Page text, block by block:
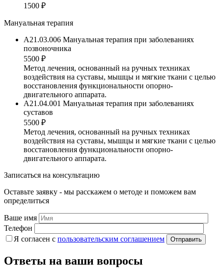
1500 ₽
Мануальная терапия
A21.03.006 Мануальная терапия при заболеваниях
позвоночника
5500 ₽
Метод лечения, основанный на ручных техниках
воздействия на суставы, мышцы и мягкие ткани с целью
восстановления функциональности опорно-
двигательного аппарата.
A21.04.001 Мануальная терапия при заболеваниях
суставов
5500 ₽
Метод лечения, основанный на ручных техниках
воздействия на суставы, мышцы и мягкие ткани с целью
восстановления функциональности опорно-
двигательного аппарата.
Записаться на консультацию
Оставьте заявку - мы расскажем о методе и поможем вам
определиться
Ваше имя
Телефон
Я согласен c пользовательс­ким соглашением
Ответы на ваши вопросы